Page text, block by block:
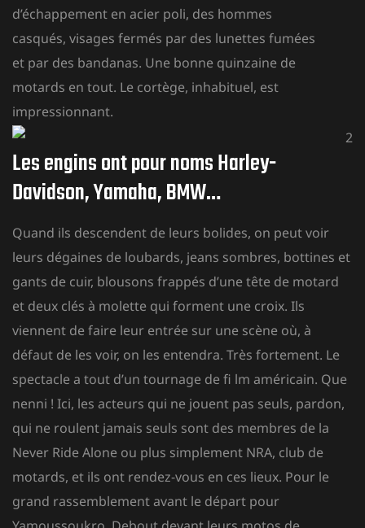
d’échappement en acier poli, des hommes
casqués, visages fermés par des lunettes fumées
et par des bandanas. Une bonne quinzaine de
motards en tout. Le cortège, inhabituel, est
impressionnant.
Les engins ont pour noms Harley-
Davidson, Yamaha, BMW…
Quand ils descendent de leurs bolides, on peut voir
leurs dégaines de loubards, jeans sombres, bottines et
gants de cuir, blousons frappés d’une tête de motard
et deux clés à molette qui forment une croix. Ils
viennent de faire leur entrée sur une scène où, à
défaut de les voir, on les entendra. Très fortement. Le
spectacle a tout d’un tournage de fi lm américain. Que
nenni ! Ici, les acteurs qui ne jouent pas seuls, pardon,
qui ne roulent jamais seuls sont des membres de la
Never Ride Alone ou plus simplement NRA, club de
motards, et ils ont rendez-vous en ces lieux. Pour le
grand rassemblement avant le départ pour